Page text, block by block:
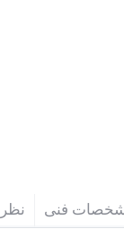
فنی